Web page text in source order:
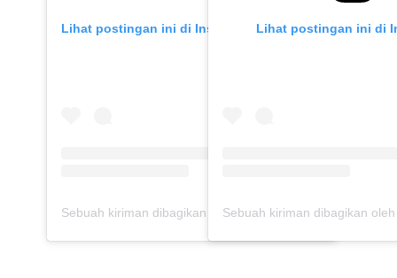
Lihat postingan ini di Instagram
Sebuah kiriman dibagikan oleh Tyas Mirasih (@tyasmirasih)
Lihat postingan ini di